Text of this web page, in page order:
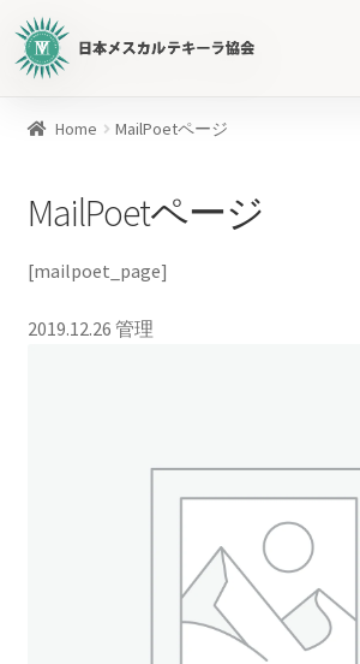
本
ス
テ
ー
協
商
検
SEARCH
すべての商品
Home MailPoetページ
MailPoetページ
[mailpoet_page]
2019.12.26 管理